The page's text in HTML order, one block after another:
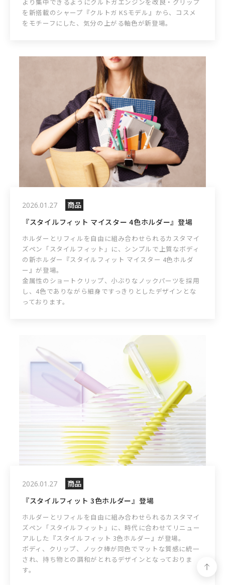
を新搭載のシャープ『クルトガ KSモデル』から、コスメ
をモチーフにした、気分の上がる軸色が新登場。
2026.01.27
商品
『スタイルフィット マイスター 4色ホルダー』登場
ホルダーとリフィルを自由に組み合わせられるカスタマイ
ズペン「スタイルフィット」に、シンプルで上質なボディ
の新ホルダー『スタイルフィット マイスター 4色ホルダ
ー』が登場。
金属性のショートクリップ、小ぶりなノックパーツを採用
し、4色でありながら細身ですっきりとしたデザインとな
っております。
2026.01.27
商品
『スタイルフィット 3色ホルダー』登場
ホルダーとリフィルを自由に組み合わせられるカスタマイ
ズペン「スタイルフィット」に、時代に合わせてリニュー
アルした『スタイルフィット 3色ホルダー』が登場。
ボディ、クリップ、ノック棒が同色でマットな質感に統一
され、持ち物との調和がとれるデザインとなっておりま
す。